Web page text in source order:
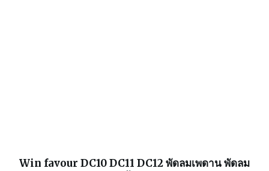
Win favour DC10 DC11 DC12 พัดลมเพดาน พัดลม